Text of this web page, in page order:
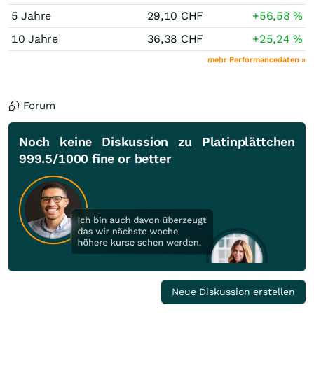
5 Jahre
29,10 CHF +56,58%
10 Jahre
36,38 CHF +25,24%
mehr Performancedaten »
Forum
Noch keine Diskussion zu Platinplättchen
999.5/1000 fine or better
Neue Diskussion erstellen